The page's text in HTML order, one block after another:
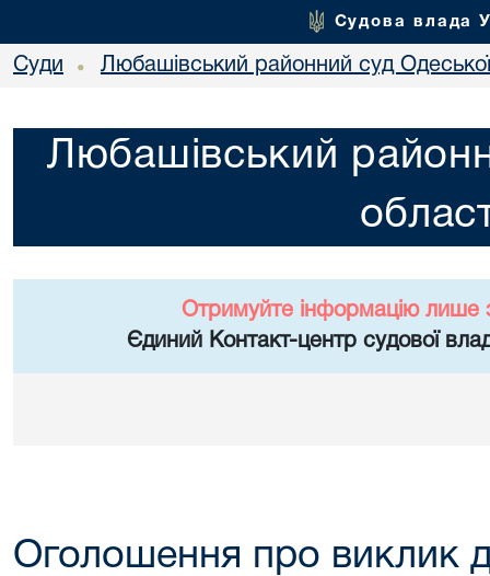
Судова влада
Суди • Любашівський районний суд Одеської
Любашівський
Отримуйте інформацію лише
Єдиний Контакт-центр судової
Оголошення про виклик